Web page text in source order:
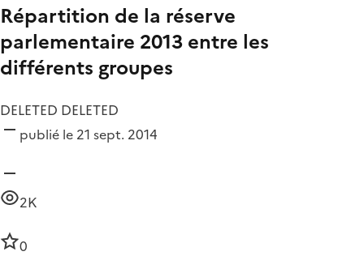
Répartition de la réserve
parlementaire 2013 entre les
différents groupes
DELETED DELETED
publié le 21 sept. 2014
2K
0